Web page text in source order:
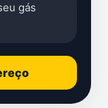
gás